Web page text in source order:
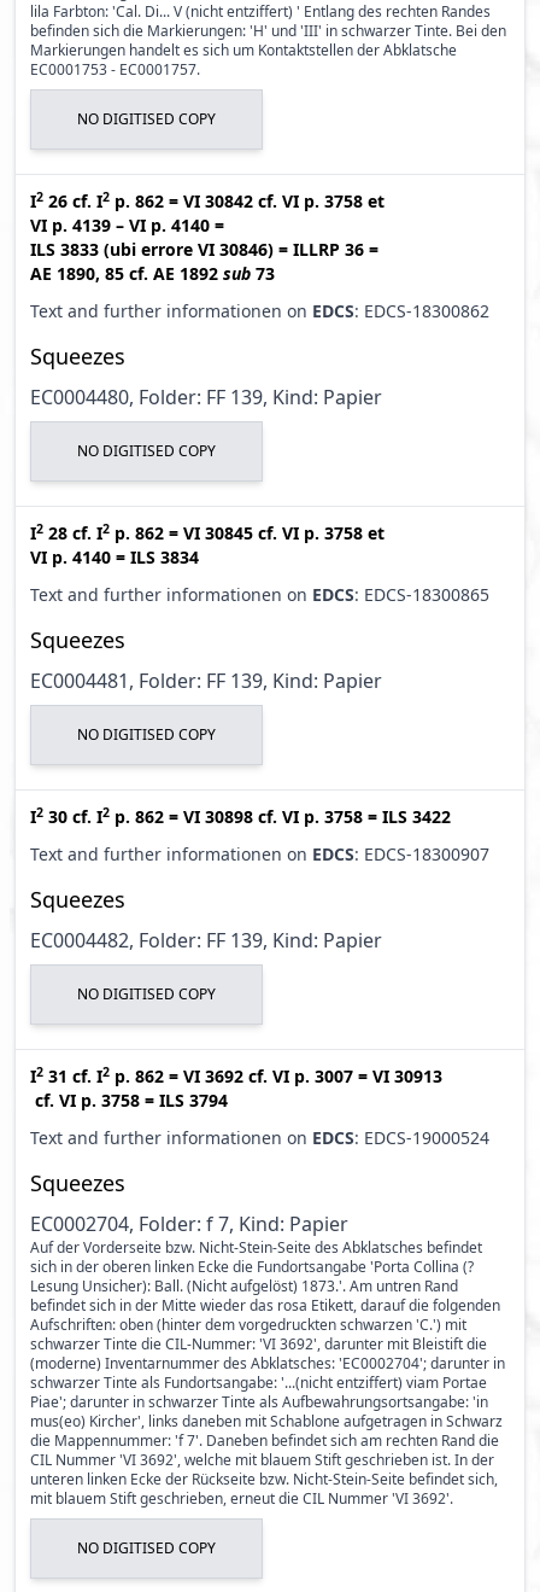
lila Farbton: 'Cal. Di... V (nicht entziffert) ' Entlang des rechten Randes
befinden sich die Markierungen: 'H' und 'III' in schwarzer Tinte. Bei den
Markierungen handelt es sich um Kontaktstellen der Abklatsche
EC0001753 - EC0001757.
NO DIGITISED COPY
I2 26 cf. I2 p. 862 = VI 30842 cf. VI p. 3758 et
VI p. 4139 – VI p. 4140 =
ILS 3833 (ubi errore VI 30846) = ILLRP 36 =
AE 1890, 85 cf. AE 1892 sub 73
Text and further informationen on EDCS: EDCS-18300862
Squeezes
EC0004480, Folder: FF 139, Kind: Papier
NO DIGITISED COPY
I2 28 cf. I2 p. 862 = VI 30845 cf. VI p. 3758 et
VI p. 4140 = ILS 3834
Text and further informationen on EDCS: EDCS-18300865
Squeezes
EC0004481, Folder: FF 139, Kind: Papier
NO DIGITISED COPY
I2 30 cf. I2 p. 862 = VI 30898 cf. VI p. 3758 = ILS 3422
Text and further informationen on EDCS: EDCS-18300907
Squeezes
EC0004482, Folder: FF 139, Kind: Papier
NO DIGITISED COPY
I2 31 cf. I2 p. 862 = VI 3692 cf. VI p. 3007 = VI 30913
cf. VI p. 3758 = ILS 3794
Text and further informationen on EDCS: EDCS-19000524
Squeezes
EC0002704, Folder: f 7, Kind: Papier
Auf der Vorderseite bzw. Nicht-Stein-Seite des Abklatsches befindet
sich in der oberen linken Ecke die Fundortsangabe 'Porta Collina (?
Lesung Unsicher): Ball. (Nicht aufgelöst) 1873.'. Am untren Rand
befindet sich in der Mitte wieder das rosa Etikett, darauf die folgenden
Aufschriften: oben (hinter dem vorgedruckten schwarzen 'C.') mit
schwarzer Tinte die CIL-Nummer: 'VI 3692', darunter mit Bleistift die
(moderne) Inventarnummer des Abklatsches: 'EC0002704'; darunter in
schwarzer Tinte als Fundortsangabe: '...(nicht entziffert) viam Portae
Piae'; darunter in schwarzer Tinte als Aufbewahrungsortsangabe: 'in
mus(eo) Kircher', links daneben mit Schablone aufgetragen in Schwarz
die Mappennummer: 'f 7'. Daneben befindet sich am rechten Rand die
CIL Nummer 'VI 3692', welche mit blauem Stift geschrieben ist. In der
unteren linken Ecke der Rückseite bzw. Nicht-Stein-Seite befindet sich,
mit blauem Stift geschrieben, erneut die CIL Nummer 'VI 3692'.
NO DIGITISED COPY